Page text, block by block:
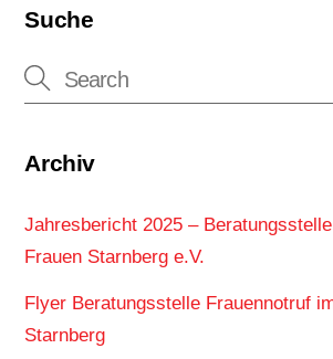
Suche
Archiv
Jahresbericht 2025 –
Frauen Starnberg e.V.
Flyer Beratungsstelle Frauennotruf
Starnberg